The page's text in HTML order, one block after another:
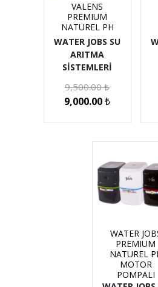
VALENS
PREMIUM
NATUREL PH
WATER JOBS SU
ARITMA
SİSTEMLERİ
9,500.00₺
9,000.00₺
WATER
PREMIUM
NATUREL
MOTOR
POMPALI